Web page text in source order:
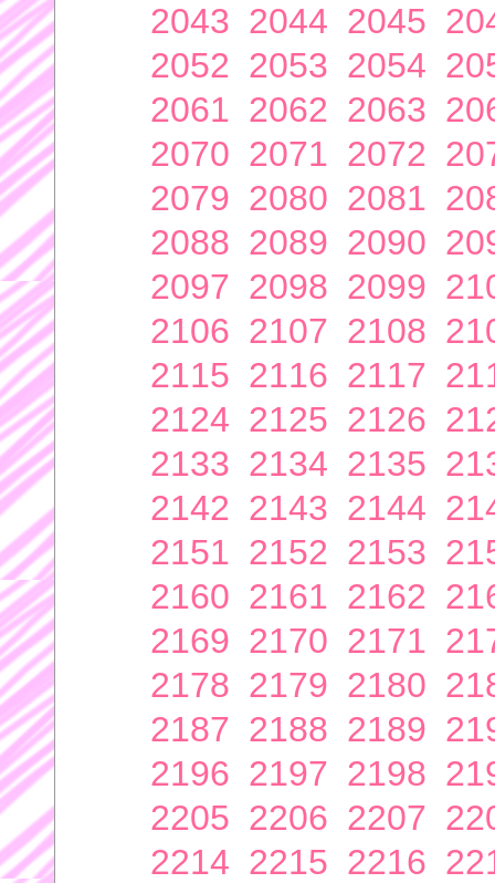
2043 2044 2045
2052 2053 2054
2061 2062 2063
2070 2071 2072
2079 2080 2081
2088 2089 2090
2097 2098 2099
2106 2107 2108
2115 2116 2117
2124 2125 2126
2133 2134 2135
2142 2143 2144
2151 2152 2153
2160 2161 2162
2169 2170 2171
2178 2179 2180
2187 2188 2189
2196 2197 2198
2205 2206 2207
2214 2215 2216